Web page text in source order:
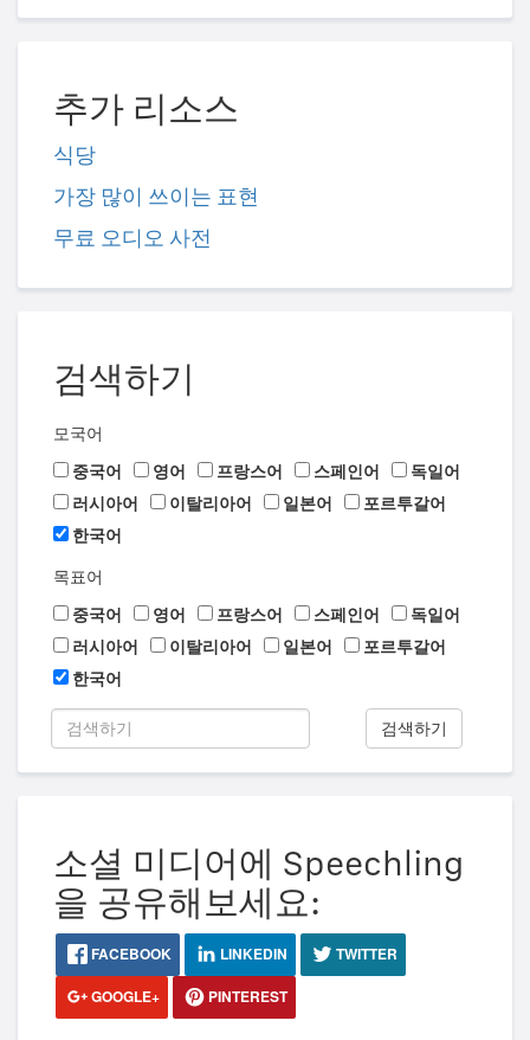
추가 리소스
식당
가장 많이 쓰이는 표현
무료 오디오 사전
검색하기
모국어
중국어
영어 프랑스어 스페인어
독일어
러시아어
이탈리아어 일본어
포르투갈어
한국어
목표어
중국어
영어 프랑스어 스페인어
독일어
러시아어
이탈리아어 일본어
포르투갈어
한국어
검색하기
소셜 미디어에 Speechling
을 공유해보세요:
FACEBOOK LINKEDIN
TWITTER
GOOGLE+
PINTEREST